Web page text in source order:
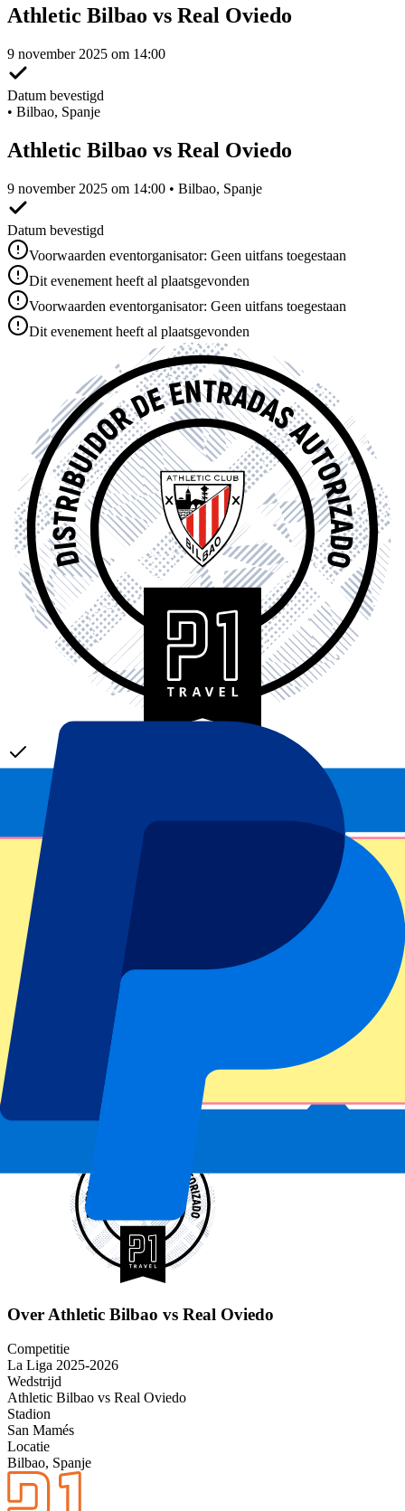
Athletic Bilbao vs Real Oviedo
9 november 2025 om 14:00
Datum bevestigd
• Bilbao, Spanje
Athletic Bilbao vs Real Oviedo
9 november 2025 om 14:00 • Bilbao, Spanje
Datum bevestigd
Voorwaarden eventorganisator: Geen uitfans toegestaan
Dit evenement heeft al plaatsgevonden
Voorwaarden eventorganisator: Geen uitfans toegestaan
Dit evenement heeft al plaatsgevonden
Officiële tickets
100% Gegarandeerde toegang – tickets direct van de organisator.
Dit evenement heeft al plaatsgevonden
Houd mij op de hoogte van alle updates, deals en meer!
Submit
Je informatie wordt in overeenstemming met ons
gebruikt.
Bedankt voor het invullen!
Eventinformatie
Over Athletic Bilbao vs Real Oviedo
Competitie
La Liga 2025-2026
Wedstrijd
Athletic Bilbao vs Real Oviedo
Stadion
San Mamés
Locatie
Bilbao, Spanje